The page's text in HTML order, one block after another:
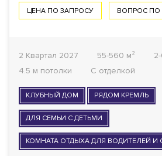
ЦЕНА ПО ЗАПРОСУ ВОПРОС ПО
2 Квартал 2027 55-560 м²
4.5 м потолки
С отделкой
КЛУБНЫЙ ДОМ РЯДОМ КРЕМЛЬ
ДЛЯ СЕМЬИ С ДЕТЬМИ
КОМНАТА ОТДЫХА ДЛЯ ВОДИТЕЛЕЙ И